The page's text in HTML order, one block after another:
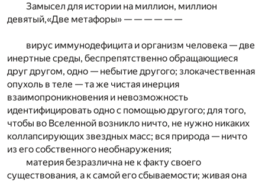
Замысел для истории на миллион, миллион
девятый,«Две метафоры» — — — — — —
вирус иммунодефицита и организм человека — две
инертные среды, беспрепятственно обращающиеся
друг другом, одно — небытие другого; злокачественная
опухоль в теле — та же чистая инерция
взаимопроникновения и невозможность
идентифицировать одно с помощью другого; для того,
чтобы во Вселенной возникло ничто, не нужно никаких
коллапсирующих звездных масс; вся природа — ничто
из его собственного необнаружения;
материя безразлична не к факту своего
существования, а к самой его сбываемости; живая она